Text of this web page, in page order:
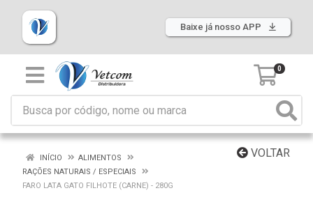
Baixe já nosso APP
0
VOLTAR
INÍCIO
ALIMENTOS
RAÇÕES NATURAIS / ESPECIAIS
FARO LATA GATO FILHOTE (CARNE) - 280G